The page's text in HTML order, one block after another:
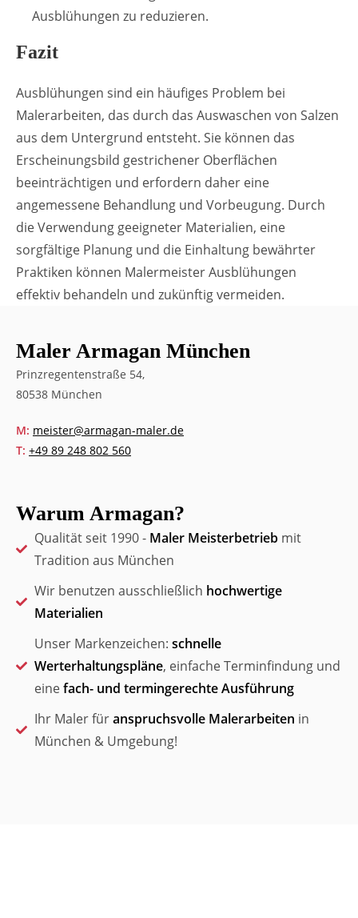
Ausblühungen zu reduzieren.
Fazit
Ausblühungen sind ein häufiges Problem bei
Malerarbeiten, das durch das Auswaschen von Salzen
aus dem Untergrund entsteht. Sie können das
Erscheinungsbild gestrichener Oberflächen
beeinträchtigen und erfordern daher eine
angemessene Behandlung und Vorbeugung. Durch
die Verwendung geeigneter Materialien, eine
sorgfältige Planung und die Einhaltung bewährter
Praktiken können Malermeister Ausblühungen
effektiv behandeln und zukünftig vermeiden.
Maler Armagan München
Prinzregentenstraße 54,
80538 München
M: meister@armagan-maler.de
T: +49 89 248 802 560
Warum Armagan?
Qualität seit 1990 - Maler Meisterbetriebmit
Tradition aus München
Wir benutzen ausschließlich hochwertige
Materialien
Unser Markenzeichen: schnelle
Werterhaltungspläne, einfache Terminfindung und
einefach- und termingerechte Ausführung
Ihr Maler füranspruchsvolle Malerarbeiten in
München & Umgebung!